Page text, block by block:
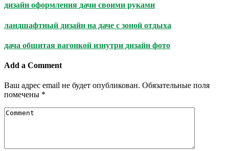
дизайн оформления дачи своими руками
ландшафтный дизайн на даче с зоной отдыха
дача обшитая вагонкой изнутри дизайн фото
Add a Comment
Ваш адрес email не будет опубликован. Обязательные поля
помечены *